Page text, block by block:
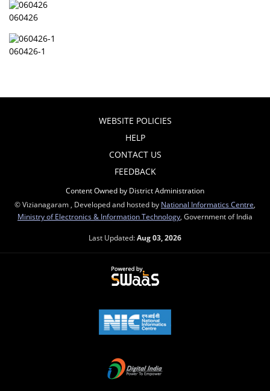
060426
060426-1
WEBSITE POLICIES
HELP
CONTACT US
FEEDBACK
Content Owned by District Administration
© Vizianagaram , Developed and hosted by National Informatics Centre
Ministry of Electronics & Information Technology , Government of India
Last Updated:Aug 03, 2026